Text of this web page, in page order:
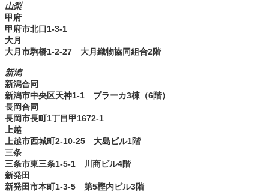
山梨
甲府
甲府市北口1-3-1
大月
大月市駒橋1-2-27 大月織物協同組合2階
新潟
新潟合同
新潟市中央区天神1-1 プラーカ3棟（6階）
長岡合同
長岡市長町1丁目甲1672-1
上越
上越市西城町2-10-25 大島ビル1階
三条
三条市東三条1-5-1 川商ビル4階
新発田
新発田市本町1-3-5 第5樫内ビル3階